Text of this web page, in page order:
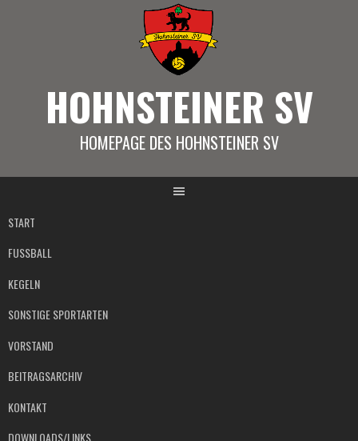
HOHNSTEINER SV
HOMEPAGE DES HOHNSTEINER SV
START
FUSSBALL
KEGELN
SONSTIGE SPORTARTEN
VORSTAND
BEITRAGSARCHIV
KONTAKT
DOWNLOADS/LINKS